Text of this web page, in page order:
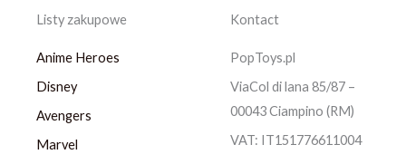
Listy zakupowe
Anime Heroes
Disney
Avengers
Marvel
Kontact
PopToys.pl
ViaCol di lana 85/87 –
00043 Ciampino (RM)
VAT: IT151776611004